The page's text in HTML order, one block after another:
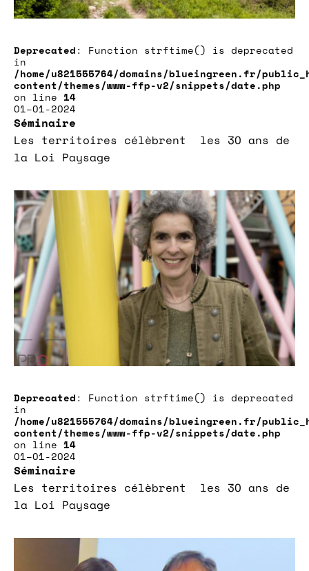
Deprecated: Function strftime() is deprecated
in
/home/u821555764/domains/blueingreen.fr/
content/themes/www-ffp-v2/snippets/date.php
on line 14
01–01-2024
Séminaire
Les territoires célèbrent les 30 ans de
la Loi Paysage
Deprecated: Function strftime() is deprecated
in
/home/u821555764/domains/blueingreen.fr/
content/themes/www-ffp-v2/snippets/date.php
on line 14
01–01-2024
Séminaire
Les territoires célèbrent les 30 ans de
la Loi Paysage